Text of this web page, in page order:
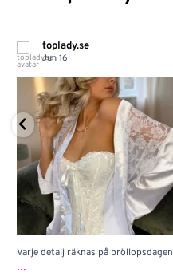
toplady.se
Jun 16
Varje detalj räknas på bröllopsdagen
...